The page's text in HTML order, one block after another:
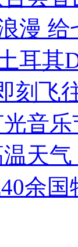
漫
耳其
刻飞
音
天
余